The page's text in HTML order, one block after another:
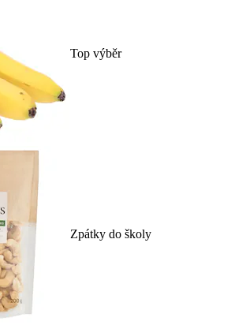
Top výběr
Zpátky do školy